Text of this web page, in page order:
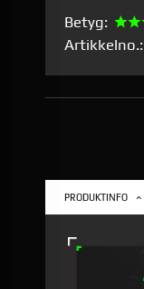
Betyg:
Artikkelno.:
PRODUKTINFO